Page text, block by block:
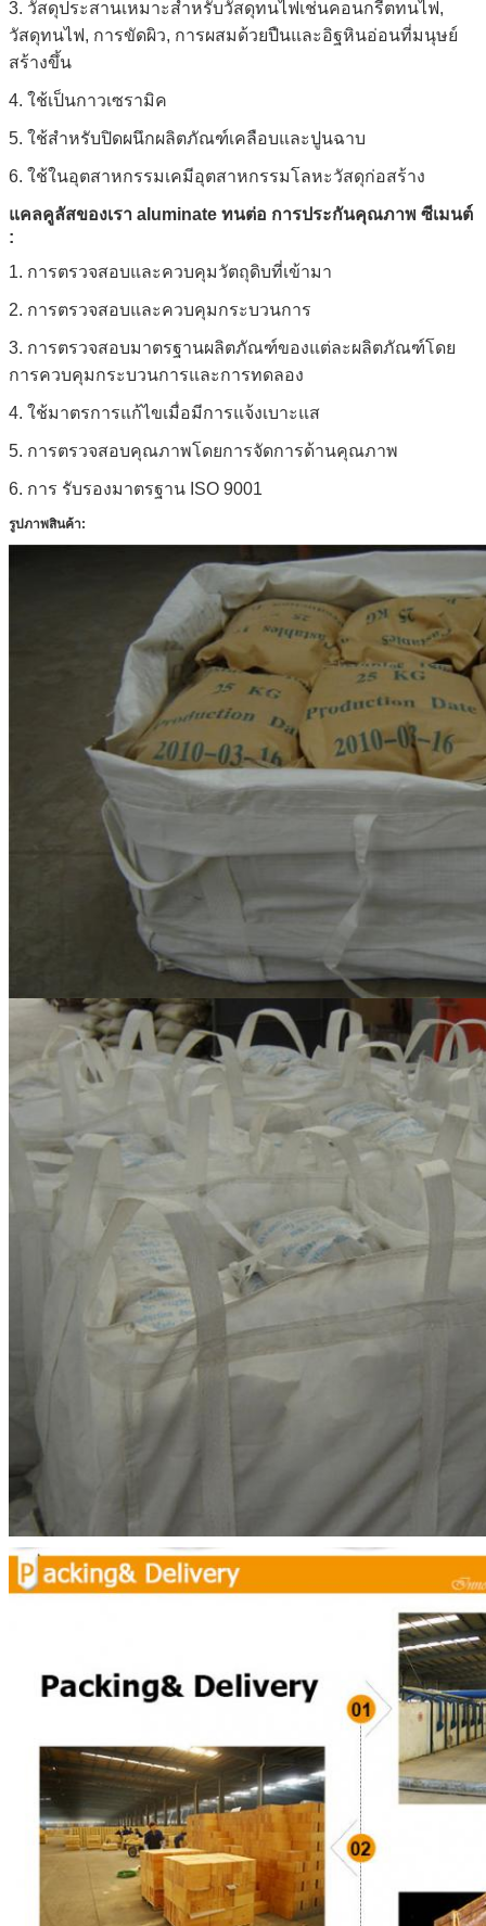
3. วัสดุประสานเหมาะสำหรับวัสดุทนไฟเช่นคอนกรีตทนไฟ,
วัสดุทนไฟ, การขัดผิว, การผสมด้วยปืนและอิฐหินอ่อนที่มนุษย์
สร้างขึ้น
4. ใช้เป็นกาวเซรามิค
5. ใช้สำหรับปิดผนึกผลิตภัณฑ์เคลือบและปูนฉาบ
6. ใช้ในอุตสาหกรรมเคมีอุตสาหกรรมโลหะวัสดุก่อสร้าง
แคลคูลัสของเรา aluminate ทนต่อ การประกันคุณภาพ ซีเมนต์
:
1. การตรวจสอบและควบคุมวัตถุดิบที่เข้ามา
2. การตรวจสอบและควบคุมกระบวนการ
3. การตรวจสอบมาตรฐานผลิตภัณฑ์ของแต่ละผลิตภัณฑ์โดย
การควบคุมกระบวนการและการทดลอง
4. ใช้มาตรการแก้ไขเมื่อมีการแจ้งเบาะแส
5. การตรวจสอบคุณภาพโดยการจัดการด้านคุณภาพ
6. การ รับรองมาตรฐาน ISO 9001
รูปภาพสินค้า: